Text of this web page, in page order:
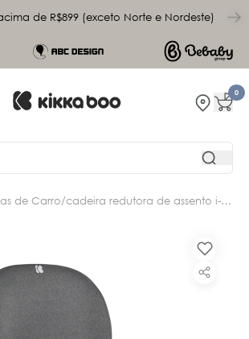
de R$899 (exceto Norte e Nordeste)
0
de Carro/ cadeira redutora de assento i-boost 125-150cm i-size dark grey